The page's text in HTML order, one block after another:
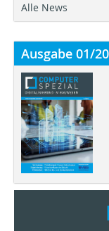
Alle News
Ausgabe 01/